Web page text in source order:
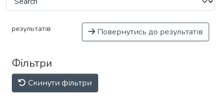
результатів Повернутись до результатів
Фільтри
Скинути фільтри